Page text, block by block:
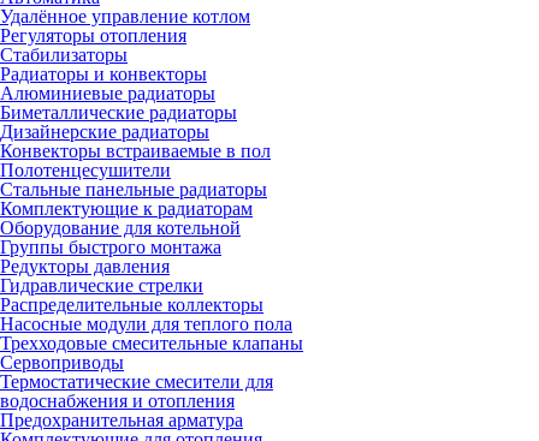
Удалённое управление котлом
Регуляторы отопления
Стабилизаторы
Радиаторы и конвекторы
Алюминиевые радиаторы
Биметаллические радиаторы
Дизайнерские радиаторы
Конвекторы встраиваемые в пол
Полотенцесушители
Стальные панельные радиаторы
Комплектующие к радиаторам
Оборудование для котельной
Группы быстрого монтажа
Редукторы давления
Гидравлические стрелки
Распределительные коллекторы
Насосные модули для теплого пола
Трехходовые смесительные клапаны
Сервоприводы
Термостатические смесители для
водоснабжения и отопления
Предохранительная арматура